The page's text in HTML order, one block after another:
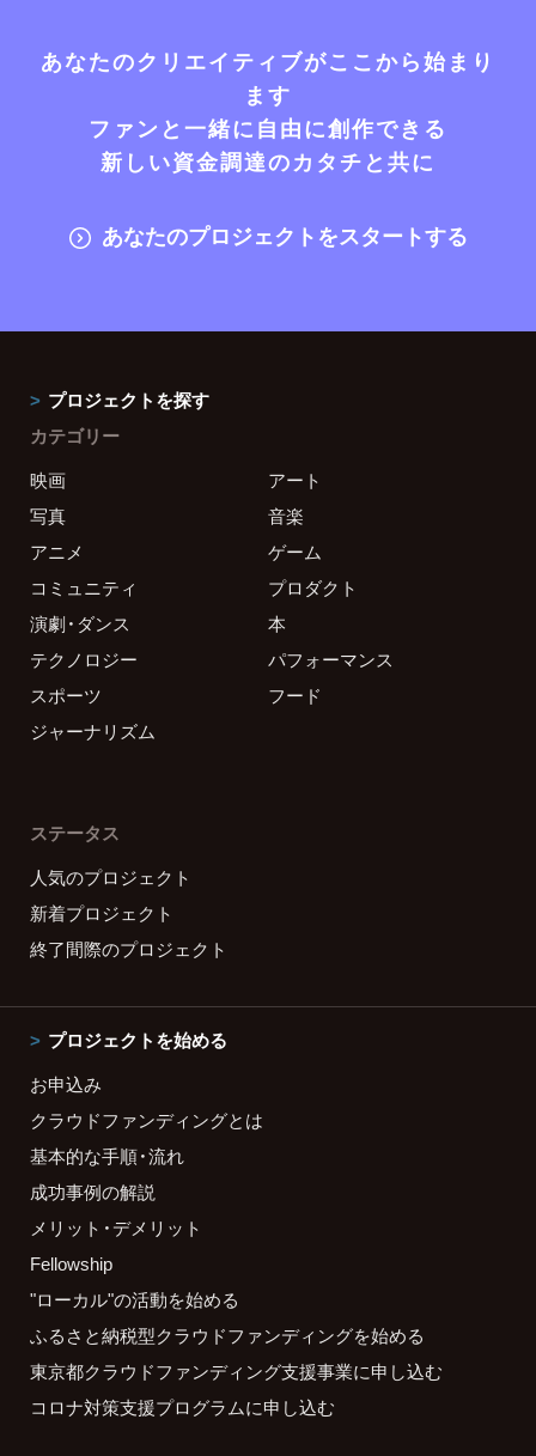
あなたのクリエイティブがここから始まり
ます
ファンと一緒に自由に創作できる
新しい資金調達のカタチと共に
あなたのプロジェクトをスタートする
プロジェクトを探す
カテゴリー
映画
アート
写真
音楽
アニメ
ゲーム
コミュニティ
プロダクト
演劇・ダンス
本
テクノロジー
パフォーマンス
スポーツ
フード
ジャーナリズム
ステータス
人気のプロジェクト
新着プロジェクト
終了間際のプロジェクト
プロジェクトを始める
お申込み
クラウドファンディングとは
基本的な手順・流れ
成功事例の解説
メリット・デメリット
Fellowship
"ローカル"の活動を始める
ふるさと納税型クラウドファンディングを始める
東京都クラウドファンディング支援事業に申し込む
コロナ対策支援プログラムに申し込む